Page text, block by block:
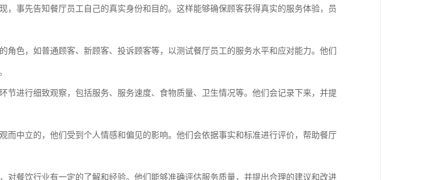
，事先告知餐厅员工自己的真实身份和目的。这样能够确保顾客获得真实的服务体验，员
角色，如普通顾客、新顾客、投诉顾客等，以测试餐厅员工的服务水平和应对能力。他们
节进行细致观察，包括服务、服务速度、食物质量、卫生情况等。他们会记录下来，并提
而中立的，他们受到个人情感和偏见的影响。他们会依据事实和标准进行评价，帮助餐厅
对餐饮行业有一定的了解和经验。他们能够准确评估服务质量，并提出合理的建议和改进